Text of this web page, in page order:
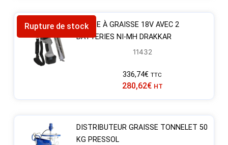
Rupture de stockPOMPE À GRAISSE 18V AVEC 2
BATTERIES NI-MH DRAKKAR
11432
336,74€ TTC
280,62€ HT
DISTRIBUTEUR GRAISSE TONNELET 50
KG PRESSOL